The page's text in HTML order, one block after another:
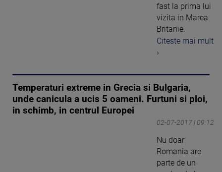
fast la prima lui
vizita in Marea
Britanie.
Citeste mai mult
›
Temperaturi extreme in Grecia si Bulgaria,
unde canicula a ucis 5 oameni. Furtuni si ploi,
in schimb, in centrul Europei
02-07-2017 | 09:12
Nu doar
Romania are
parte de un